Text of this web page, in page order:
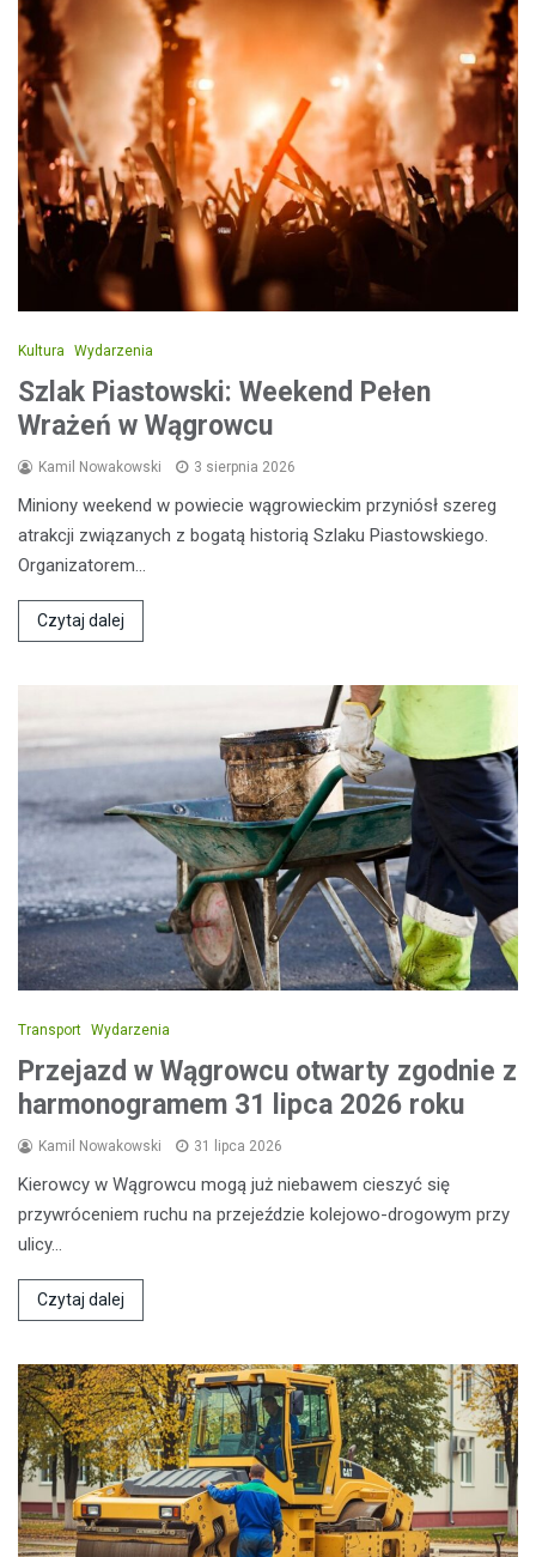
Kultura Wydarzenia
Szlak Piastowski: Weekend Pełen
Wrażeń w Wągrowcu
Kamil Nowakowski 3 sierpnia 2026
Miniony weekend w powiecie wągrowieckim przyniósł szereg
atrakcji związanych z bogatą historią Szlaku Piastowskiego.
Organizatorem…
Czytaj dalej
Transport Wydarzenia
Przejazd w Wągrowcu otwarty zgodnie z
harmonogramem 31 lipca 2026 roku
Kamil Nowakowski 31 lipca 2026
Kierowcy w Wągrowcu mogą już niebawem cieszyć się
przywróceniem ruchu na przejeździe kolejowo-drogowym przy
ulicy…
Czytaj dalej